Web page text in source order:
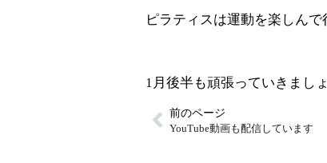
ピラティスは運動を楽しん
1月後半も頑張っていきまし
前のページ
YouTube動画も配信しています